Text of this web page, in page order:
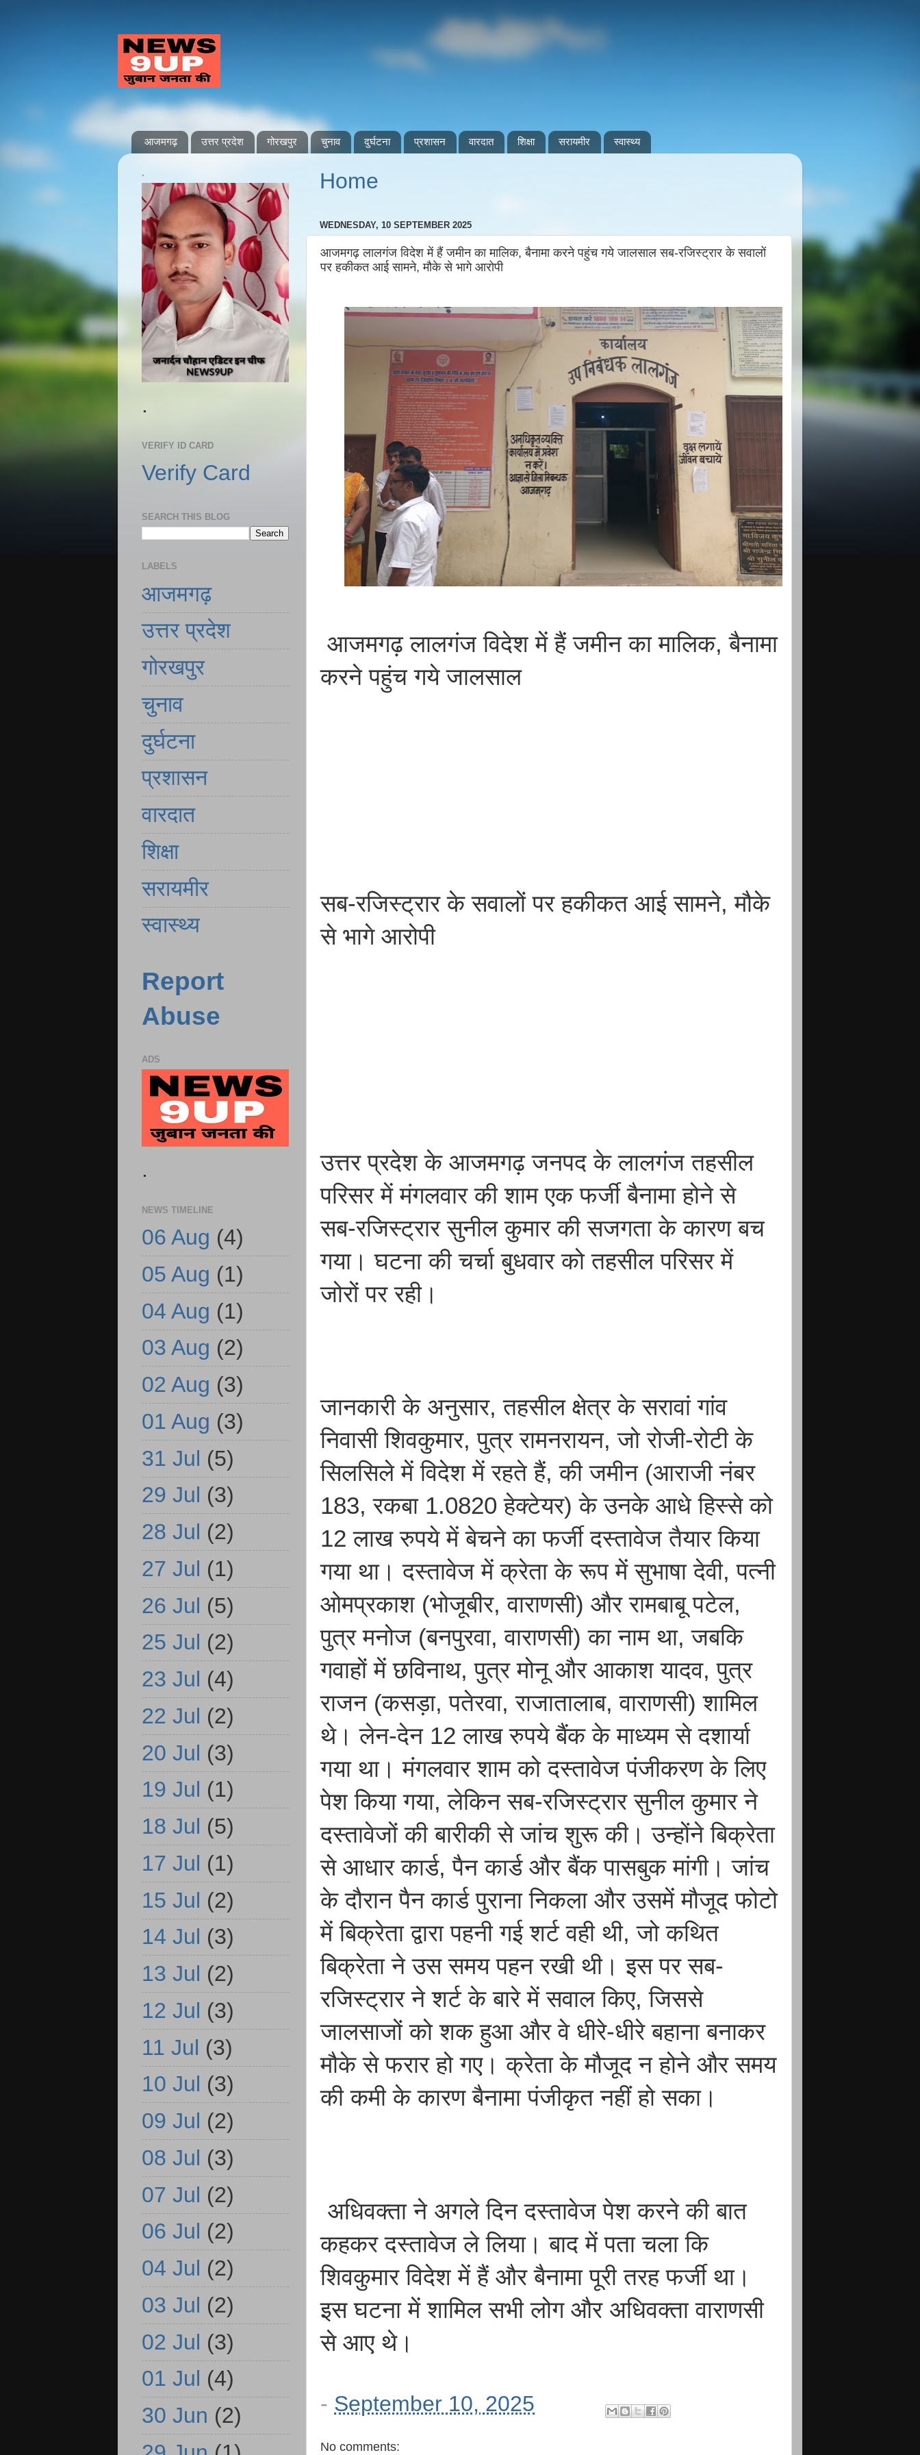
आजमगढ़ उत्तर प्रदेश गोरखपुर चुनाव दुर्घटना प्रशासन वारदात शिक्षा सरायमीर स्वास्थ्य
Home
WEDNESDAY, 10 SEPTEMBER 2025
आजमगढ़ लालगंज विदेश में हैं जमीन का मालिक, बैनामा करने पहुंच गये जालसाल सब-रजिस्ट्रार के सवालों
पर हकीकत आई सामने, मौके से भागे आरोपी
आजमगढ़ लालगंज विदेश में हैं जमीन का मालिक, बैनामा
करने पहुंच गये जालसाल
सब-रजिस्ट्रार के सवालों पर हकीकत आई सामने, मौके
से भागे आरोपी
उत्तर प्रदेश के आजमगढ़ जनपद के लालगंज तहसील
परिसर में मंगलवार की शाम एक फर्जी बैनामा होने से
सब-रजिस्ट्रार सुनील कुमार की सजगता के कारण बच
गया। घटना की चर्चा बुधवार को तहसील परिसर में
जोरों पर रही।
जानकारी के अनुसार, तहसील क्षेत्र के सरावां गांव
निवासी शिवकुमार, पुत्र रामनरायन, जो रोजी-रोटी के
सिलसिले में विदेश में रहते हैं, की जमीन (आराजी नंबर
183, रकबा 1.0820 हेक्टेयर) के उनके आधे हिस्से को
12 लाख रुपये में बेचने का फर्जी दस्तावेज तैयार किया
गया था। दस्तावेज में क्रेता के रूप में सुभाषा देवी, पत्नी
ओमप्रकाश (भोजूबीर, वाराणसी) और रामबाबू पटेल,
पुत्र मनोज (बनपुरवा, वाराणसी) का नाम था, जबकि
गवाहों में छविनाथ, पुत्र मोनू और आकाश यादव, पुत्र
राजन (कसड़ा, पतेरवा, राजातालाब, वाराणसी) शामिल
थे। लेन-देन 12 लाख रुपये बैंक के माध्यम से दशार्या
गया था। मंगलवार शाम को दस्तावेज पंजीकरण के लिए
पेश किया गया, लेकिन सब-रजिस्ट्रार सुनील कुमार ने
दस्तावेजों की बारीकी से जांच शुरू की। उन्होंने बिक्रेता
से आधार कार्ड, पैन कार्ड और बैंक पासबुक मांगी। जांच
के दौरान पैन कार्ड पुराना निकला और उसमें मौजूद फोटो
में बिक्रेता द्वारा पहनी गई शर्ट वही थी, जो कथित
बिक्रेता ने उस समय पहन रखी थी। इस पर सब-
रजिस्ट्रार ने शर्ट के बारे में सवाल किए, जिससे
जालसाजों को शक हुआ और वे धीरे-धीरे बहाना बनाकर
मौके से फरार हो गए। क्रेता के मौजूद न होने और समय
की कमी के कारण बैनामा पंजीकृत नहीं हो सका।
अधिवक्ता ने अगले दिन दस्तावेज पेश करने की बात
कहकर दस्तावेज ले लिया। बाद में पता चला कि
शिवकुमार विदेश में हैं और बैनामा पूरी तरह फर्जी था।
इस घटना में शामिल सभी लोग और अधिवक्ता वाराणसी
से आए थे।
- September 10, 2025
No comments:
.
.
VERIFY ID CARD
Verify Card
SEARCH THIS BLOG
LABELS
आजमगढ़
उत्तर प्रदेश
गोरखपुर
चुनाव
दुर्घटना
प्रशासन
वारदात
शिक्षा
सरायमीर
स्वास्थ्य
Report
Abuse
ADS
.
NEWS TIMELINE
06 Aug (4)
05 Aug (1)
04 Aug (1)
03 Aug (2)
02 Aug (3)
01 Aug (3)
31 Jul (5)
29 Jul (3)
28 Jul (2)
27 Jul (1)
26 Jul (5)
25 Jul (2)
23 Jul (4)
22 Jul (2)
20 Jul (3)
19 Jul (1)
18 Jul (5)
17 Jul (1)
15 Jul (2)
14 Jul (3)
13 Jul (2)
12 Jul (3)
11 Jul (3)
10 Jul (3)
09 Jul (2)
08 Jul (3)
07 Jul (2)
06 Jul (2)
04 Jul (2)
03 Jul (2)
02 Jul (3)
01 Jul (4)
30 Jun (2)